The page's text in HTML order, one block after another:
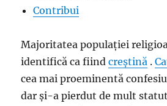
Contribui
Majoritatea populației
identifică ca fiindcreștină .
cea mai proeminentă
dar și-a pierdut de mult